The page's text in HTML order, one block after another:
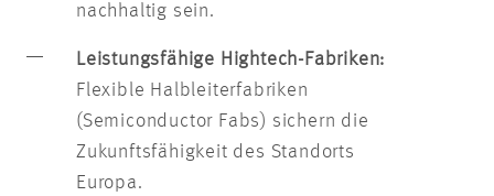
nachhaltig sein.
Leistungsfähige Hightech-Fabriken:
Flexible Halbleiterfabriken
(Semiconductor Fabs) sichern die
Zukunftsfähigkeit des Standorts
Europa.